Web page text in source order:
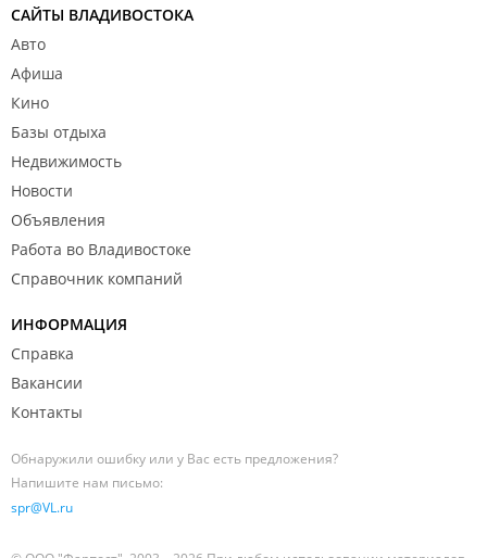
САЙТЫ ВЛАДИВОСТОКА
Авто
Афиша
Кино
Базы отдыха
Недвижимость
Новости
Объявления
Работа во Владивостоке
Справочник компаний
ИНФОРМАЦИЯ
Справка
Вакансии
Контакты
Обнаружили ошибку или у Вас есть предложения?
Напишите нам письмо:
spr@VL.ru